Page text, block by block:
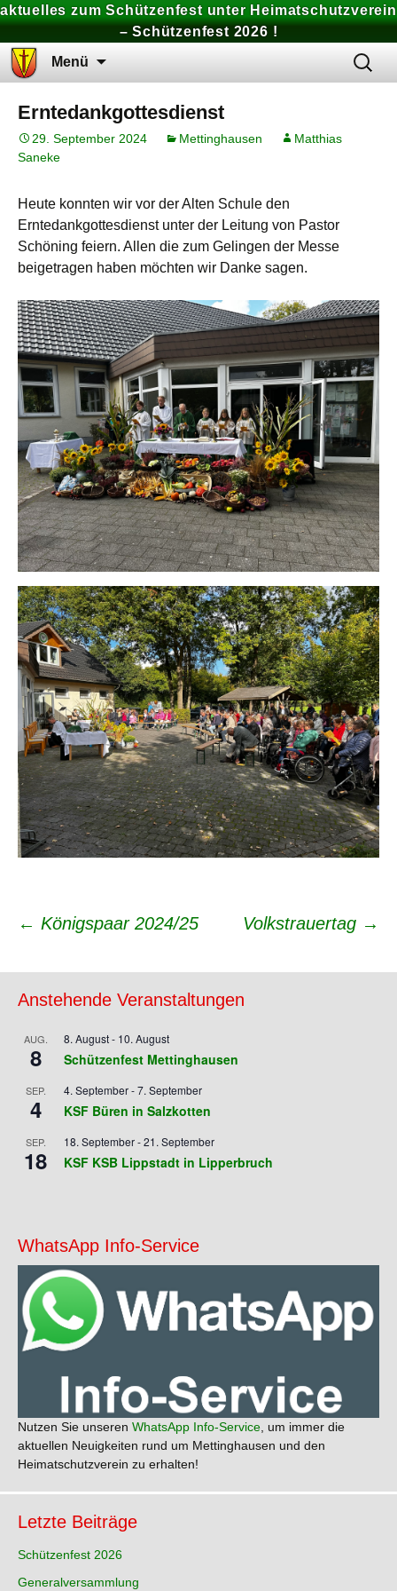
aktuelles zum Schützenfest unter Heimatschutzverein
– Schützenfest 2026 !
Menü
Suchen
nach:
Erntedankgottesdienst
29. September 2024 Mettinghausen
Matthias
Saneke
Heute konnten wir vor der Alten Schule den
Erntedankgottesdienst unter der Leitung von Pastor
Schöning feiern. Allen die zum Gelingen der Messe
beigetragen haben möchten wir Danke sagen.
Beitrags-
Navigation
← Königspaar 2024/25 Volkstrauertag →
Anstehende Veranstaltungen
AUG.
8
8. August- 10. August
Schützenfest Mettinghausen
SEP.
4
4. September-7. September
KSF Büren in Salzkotten
SEP.
18
18. September-21. September
KSF KSB Lippstadt in Lipperbruch
WhatsApp Info-Service
Nutzen Sie unseren WhatsApp Info-Service , um immer die
aktuellen Neuigkeiten rund um Mettinghausen und den
Heimatschutzverein zu erhalten!
Letzte Beiträge
Schützenfest 2026
Generalversammlung